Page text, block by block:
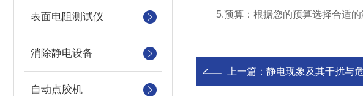
表面电阻测试仪
消除静电设备
自动点胶机
5.预算：根据您的预算选择合适的
上一篇： 静电现象及其干扰与